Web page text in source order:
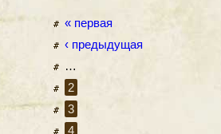
« первая
‹ предыдущая
…
2
3
4